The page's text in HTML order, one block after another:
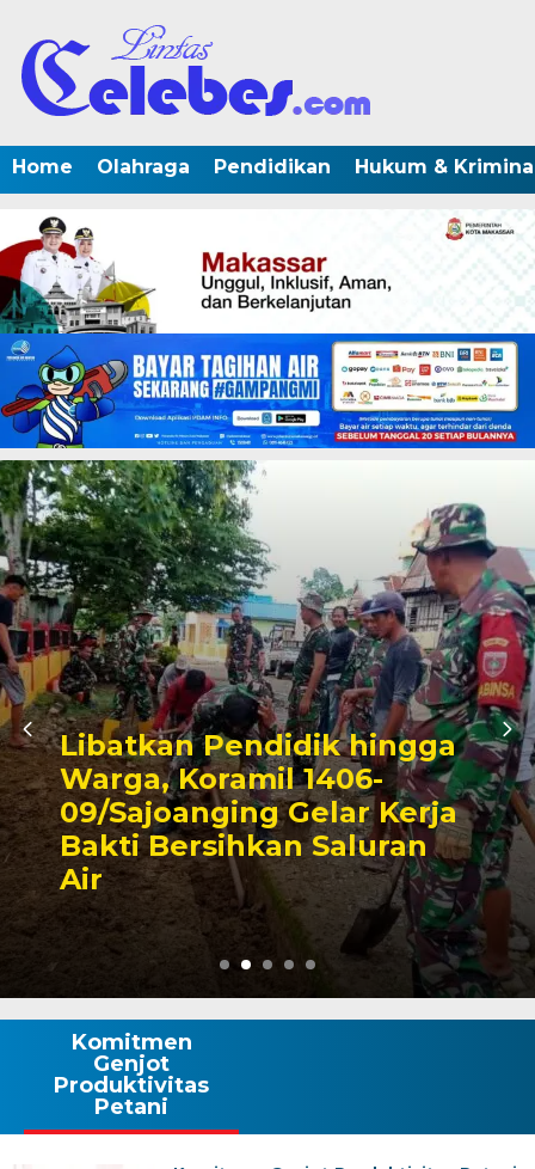
Home Olahraga Pendidikan Hukum &
Kerja
Triwulan II 2026,
Pendapatan
Capai 49 Persen,
Rp130 Miliar
Komitmen
Genjot
Produktivitas
Petani